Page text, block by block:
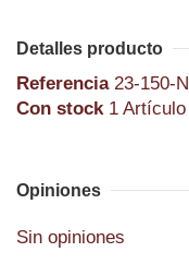
Detalles producto
Referencia 23-150-N
Con stock 1 Artículo
Opiniones
Sin opiniones